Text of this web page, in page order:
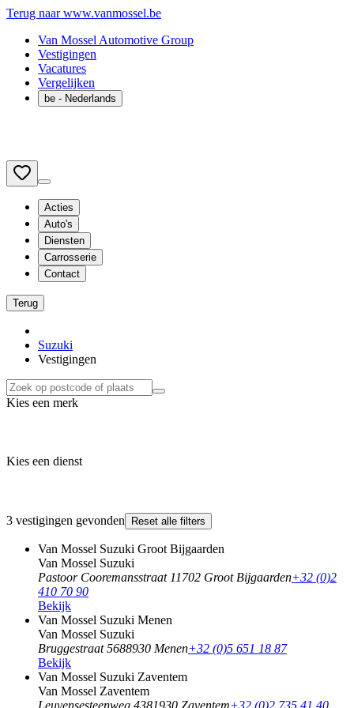
Terug naar www.vanmossel.be
Van Mossel Automotive Group
Vestigingen
Vacatures
Vergelijken
be - Nederlands
Acties
Auto's
Diensten
Carrosserie
Contact
Terug
Suzuki
Vestigingen
Kies een merk
Kies een dienst
3 vestigingen gevonden Reset alle filters
Van Mossel Suzuki Groot Bijgaarden
Van Mossel Suzuki
Pastoor Cooremansstraat 11702 Groot Bijgaarden+32 (0)2
410 70 90
Bekijk
Van Mossel Suzuki Menen
Van Mossel Suzuki
Bruggestraat 5688930 Menen+32 (0)5 651 18 87
Bekijk
Van Mossel Suzuki Zaventem
Van Mossel Zaventem
Leuvensesteenweg 4381930 Zaventem+32 (0)2 735 41 40